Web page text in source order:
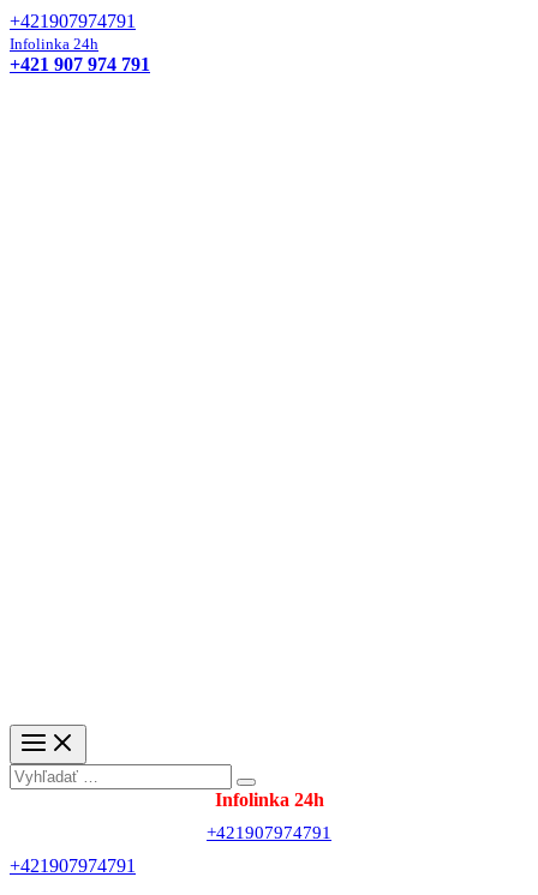
+421907974791
Infolinka 24h
+421 907 974 791
Main
Menu
Search
for:
+421907974791
+421907974791